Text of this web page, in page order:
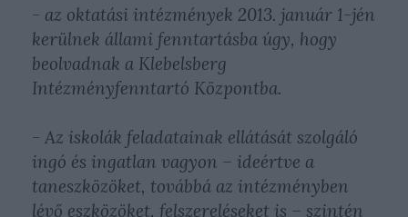
- az oktatási intézmények 2013. január 1-jén
kerülnek állami fenntartásba úgy, hogy
beolvadnak a Klebelsberg
Intézményfenntartó Központba.
- Az iskolák feladatainak ellátását szolgáló
ingó és ingatlan vagyon – ideértve a
taneszközöket, továbbá az intézményben
lévő eszközöket, felszereléseket is – szintén